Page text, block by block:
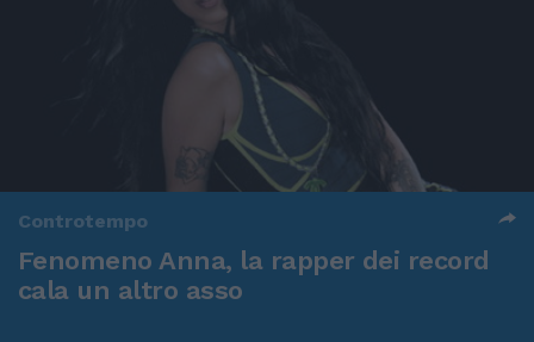
Controtempo
Fenomeno Anna, la rapper dei record
cala un altro asso